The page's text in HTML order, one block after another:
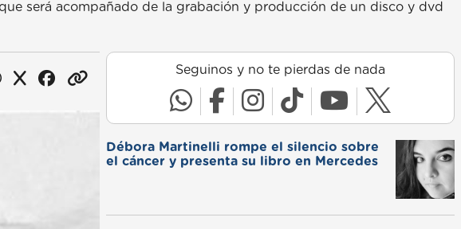
será acompañado de la grabación y producción de un disco y dvd
Seguinos y no te pierdas de nada
Débora Martinelli rompe el silencio sobre
el cáncer y presenta su libro en Mercedes